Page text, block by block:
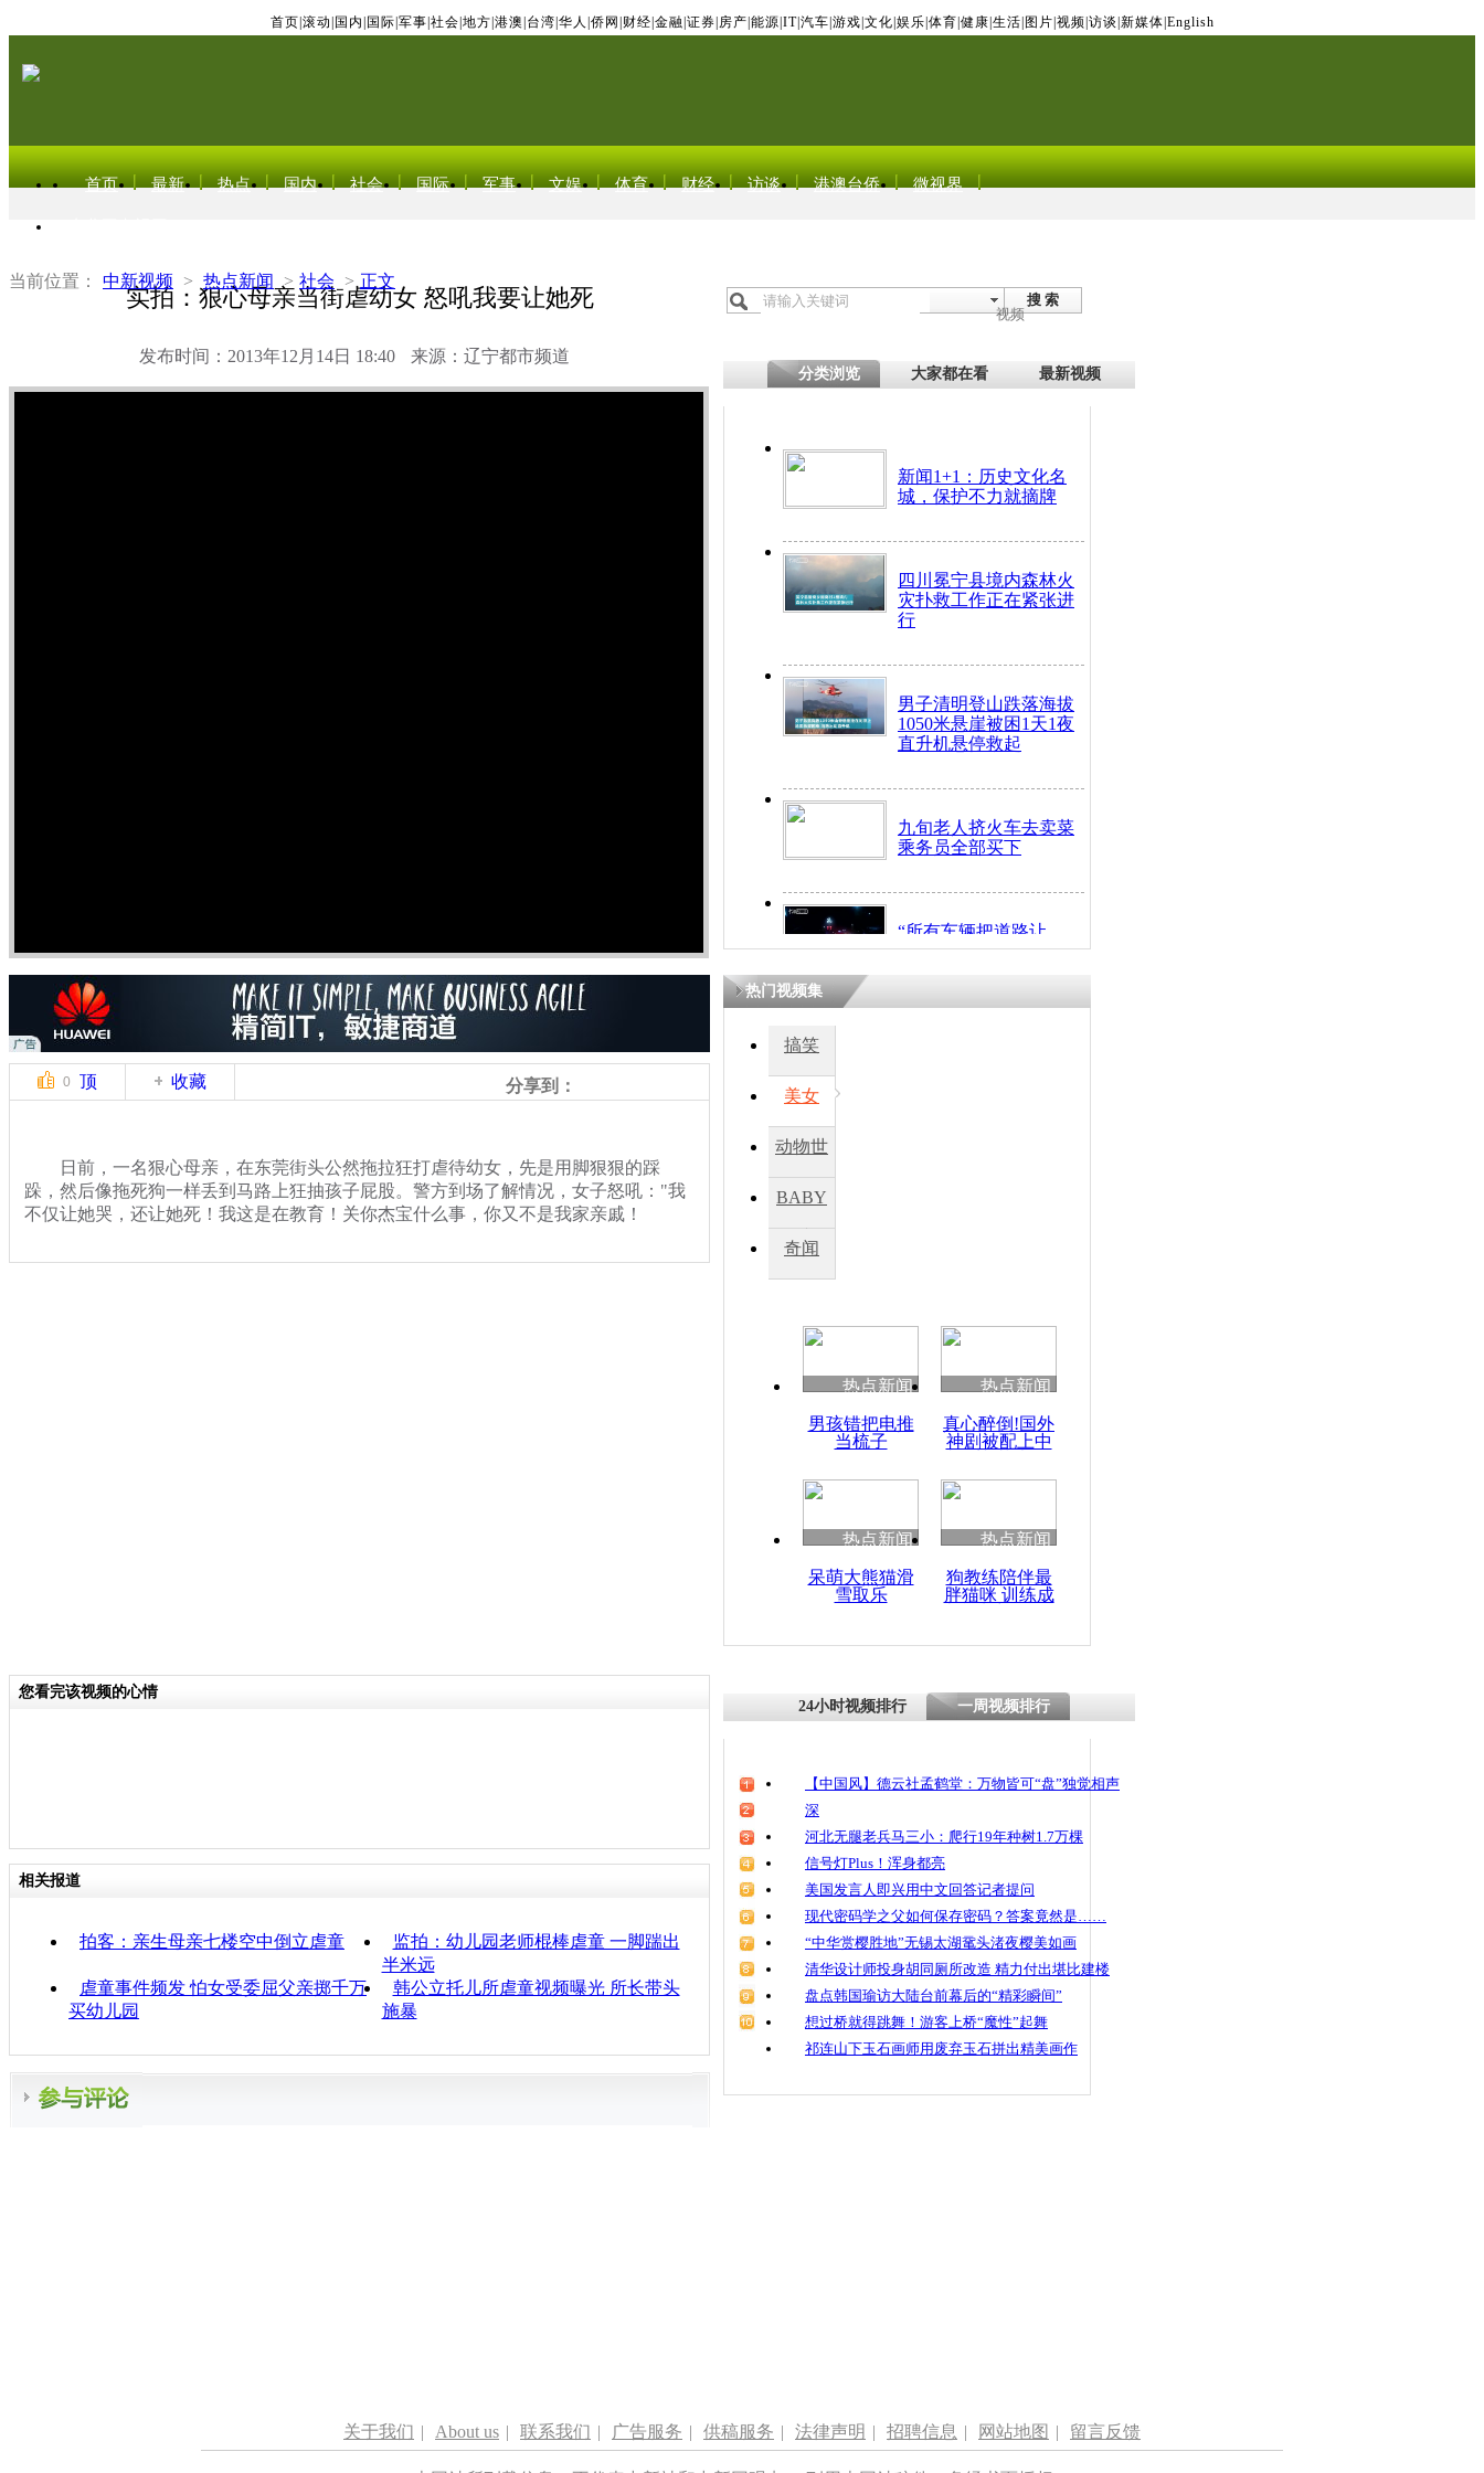
首页 滚动 国内 国际 军事 社会 地方 港澳 台湾 华人 侨网 财经 金融 证券 房产 能源 IT| 汽车 游戏 文化 娱乐 体育 健康 生活 图片 视频 访谈 新媒体 English
首页 最新 热点 国内 社会 国际 军事 文娱 体育 财经 访谈 港澳台侨 微视界
当前位置： 中新视频 > 热点新闻 > 社会 > 正文
实拍：狠心母亲当街虐幼女 怒吼我要让她死
发布时间：2013年12月14日 18:40 来源：辽宁都市频道
搜 索
视频
分类浏览 大家都在看 最新视频
新闻1+1：历史文化名
城，保护不力就摘牌
四川冕宁县境内森林火
灾扑救工作正在紧张进
行
男子清明登山跌落海拔
1050米悬崖被困1天1夜
直升机悬停救起
九旬老人挤火车去卖菜
乘务员全部买下
“所有车辆把道路让
开！”儿童突发疾病交
因
度苗族花山节
魂
0 顶 收藏 分享到：
日前，一名狠心母亲，在东莞街头公然拖拉狂打虐待幼女，先是用脚狠狠的踩
跺，然后像拖死狗一样丢到马路上狂抽孩子屁股。警方到场了解情况，女子怒吼："我
不仅让她哭，还让她死！我这是在教育！关你杰宝什么事，你又不是我家亲戚！
热门视频集
搞笑
美女
动物世
BABY
秀
奇闻
热点新闻
男孩错把电推
当梳子
热点新闻
真心醉倒!国外
神剧被配上中
热点新闻
呆萌大熊猫滑
雪取乐
热点新闻
狗教练陪伴最
胖猫咪 训练成
您看完该视频的心情
相关报道
拍客：亲生母亲七楼空中倒立虐童
监拍：幼儿园老师棍棒虐童 一脚踹出
半米远
虐童事件频发 怕女受委屈父亲掷千万
买幼儿园
韩公立托儿所虐童视频曝光 所长带头
施暴
24小时视频排行 一周视频排行
【中国风】德云社孟鹤堂：万物皆可“盘”独觉相声
深
河北无腿老兵马三小：爬行19年种树1.7万棵
信号灯Plus！浑身都亮
美国发言人即兴用中文回答记者提问
现代密码学之父如何保存密码？答案竟然是……
“中华赏樱胜地”无锡太湖鼋头渚夜樱美如画
清华设计师投身胡同厕所改造 精力付出堪比建楼
盘点韩国瑜访大陆台前幕后的“精彩瞬间”
想过桥就得跳舞！游客上桥“魔性”起舞
祁连山下玉石画师用废弃玉石拼出精美画作
关于我们 | About us | 联系我们 | 广告服务 | 供稿服务 | 法律声明 | 招聘信息 | 网站地图 | 留言反馈